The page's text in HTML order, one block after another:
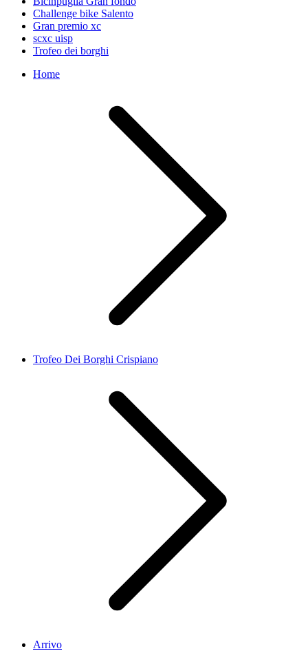
Challenge bike Salento
Gran premio xc
scxc uisp
Trofeo dei borghi
Home
Trofeo Dei Borghi Crispiano
Arrivo